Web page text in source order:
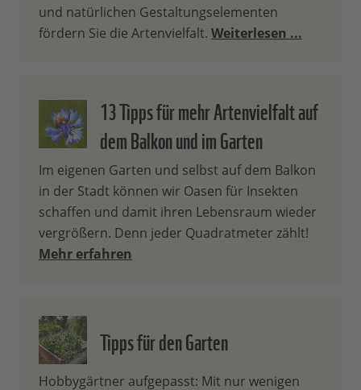
und natürlichen Gestaltungselementen
fördern Sie die Artenvielfalt. Weiterlesen ...
13 Tipps für mehr Artenvielfalt auf
dem Balkon und im Garten
Im eigenen Garten und selbst auf dem Balkon
in der Stadt können wir Oasen für Insekten
schaffen und damit ihren Lebensraum wieder
vergrößern. Denn jeder Quadratmeter zählt!
Mehr erfahren
Tipps für den Garten
Hobbygärtner aufgepasst: Mit nur wenigen